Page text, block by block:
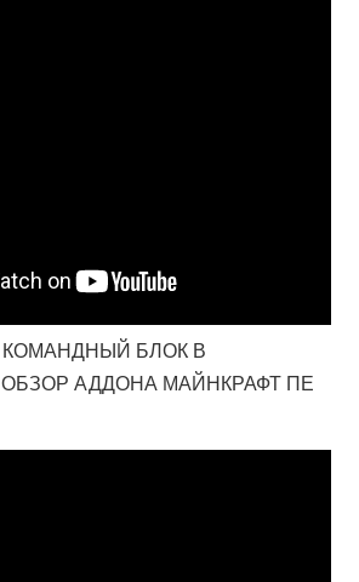
КОМАНДНЫЙ БЛОК В
АДДОНА МАЙНКРАФТ ПЕ